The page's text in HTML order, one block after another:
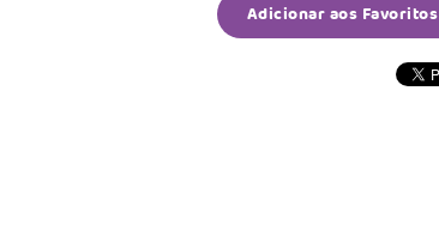
Adicionar aos Favoritos